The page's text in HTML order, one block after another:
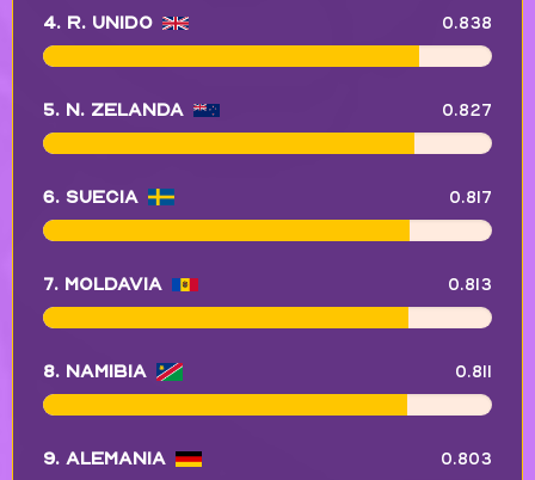
4. R. Unido 0.838
5. N. Zelanda 0.827
6. Suecia 0.817
7. Moldavia 0.813
8. Namibia 0.811
9. Alemania 0.803